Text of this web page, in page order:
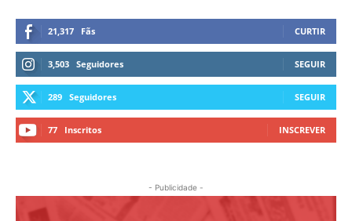
21,317 Fãs CURTIR
3,503 Seguidores SEGUIR
289 Seguidores SEGUIR
77 Inscritos INSCREVER
- Publicidade -